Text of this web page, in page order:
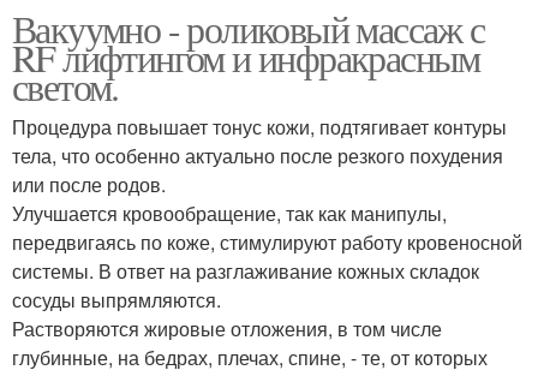
Вакуумно - роликовый массаж с
RF лифтингом и инфракрасным
светом.
Процедура повышает тонус кожи, подтягивает контуры
тела, что особенно актуально после резкого похудения
или после родов.
Улучшается кровообращение, так как манипулы,
передвигаясь по коже, стимулируют работу кровеносной
системы. В ответ на разглаживание кожных складок
сосуды выпрямляются.
Растворяются жировые отложения, в том числе
глубинные, на бедрах, плечах, спине, - те, от которых